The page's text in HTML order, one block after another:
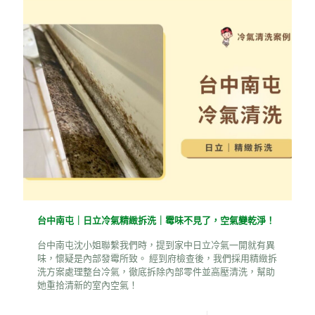
台中南屯｜日立冷氣精緻拆洗｜霉味不見了，空氣變乾淨！
台中南屯沈小姐聯繫我們時，提到家中日立冷氣一開就有異
味，懷疑是內部發霉所致。 經到府檢查後，我們採用精緻拆
洗方案處理整台冷氣，徹底拆除內部零件並高壓清洗，幫助
她重拾清新的室內空氣！